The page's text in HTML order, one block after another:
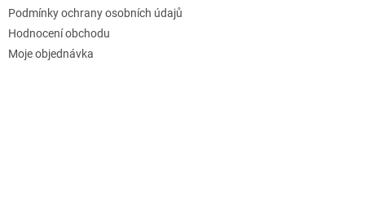
Podmínky ochrany osobních údajů
Hodnocení obchodu
Moje objednávka